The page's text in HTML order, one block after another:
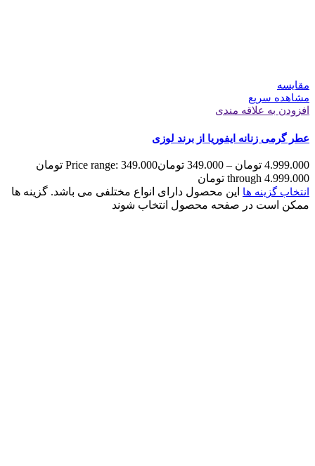
مقایسه
مشاهده سریع
افزودن به علاقه مندی
عطر گرمی زنانه ایفوریا از برند لوزی
4.999.000 تومان –
349.000 تومان
Price range: 349.000 تومان
through 4.999.000 تومان
انتخاب گزینه ها
این محصول دارای انواع مختلفی می باشد. گزینه ها
ممکن است در صفحه محصول انتخاب شوند